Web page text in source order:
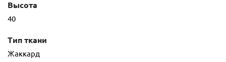
Высота
40
Тип ткани
Жаккард